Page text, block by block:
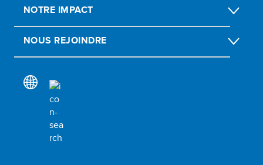
NOTRE IMPACT
NOUS REJOINDRE